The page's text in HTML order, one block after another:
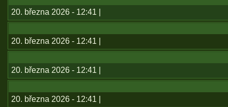
20. března 2026 - 12:41 |
20. března 2026 - 12:41 |
20. března 2026 - 12:41 |
20. března 2026 - 12:41 |